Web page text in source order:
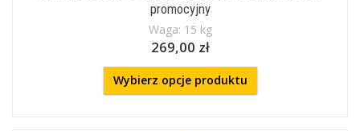
promocyjny
Waga: 15 kg
269,00 zł
Wybierz opcje produktu